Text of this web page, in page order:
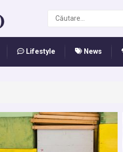
Lifestyle News